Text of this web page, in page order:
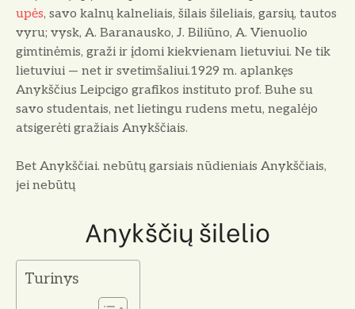
upės, savo kalnų kalneliais, šilais šileliais, garsių, tautos
vyru; vysk, A. Ba­ranausko, J. Biliūno, A. Vienuolio
gimtinėmis, graži ir įdomi kiekvienam lietuviui. Ne tik
lie­tuviui — net ir svetimšaliui.1929 m. aplankęs
Anykščius Leipcigo grafikos instituto prof. Buhe su
savo studentais, net lietingu rudens me­tu, negalėjo
atsigerėti gražiais Anykščiais.
Bet Anykščiai. nebūtų garsiais nūdieniais Anykščiais,
jei nebūtų
Anykščių šilelio
Turinys